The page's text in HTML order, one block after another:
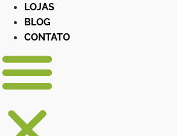
LOJAS
BLOG
CONTATO